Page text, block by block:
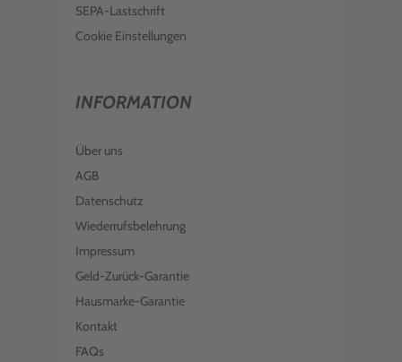
SEPA-Lastschrift
Cookie Einstellungen
INFORMATION
Über uns
AGB
Datenschutz
Wiederrufsbelehrung
Impressum
Geld-Zurück-Garantie
Hausmarke-Garantie
Kontakt
FAQs